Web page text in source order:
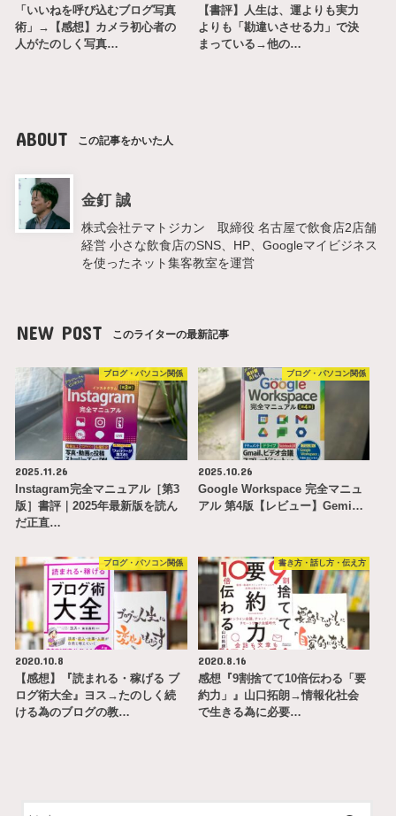
「いいねを呼び込むブログ写真
術」→【感想】カメラ初心者の
人がたのしく写真…
【書評】人生は、運よりも実力
よりも「勘違いさせる力」で決
まっている→他の…
ABOUT この記事をかいた人
金釘 誠
株式会社テマトジカン 取締役 名古屋で飲食店2店舗
経営 小さな飲食店のSNS、HP、Googleマイビジネス
を使ったネット集客教室を運営
NEW POST このライターの最新記事
ブログ・パソコン関係
2025.11.26
Instagram完全マニュアル［第3
版］書評｜2025年最新版を読ん
だ正直…
ブログ・パソコン関係
2025.10.26
Google Workspace 完全マニュ
アル 第4版【レビュー】Gemi…
ブログ・パソコン関係
2020.10.8
【感想】『読まれる・稼げる ブ
ログ術大全』ヨス→たのしく続
ける為のブログの教…
書き方・話し方・伝え方
2020.8.16
感想『9割捨てて10倍伝わる「要
約力」』山口拓朗→情報化社会
で生きる為に必要…